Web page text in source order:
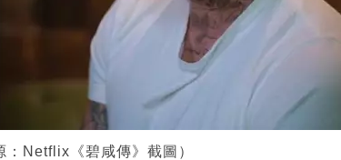
Netflix《碧咸傳》截圖）